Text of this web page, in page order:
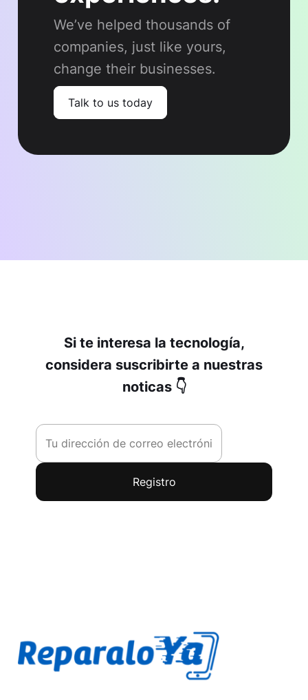
We’ve helped thousands of
companies, just like yours,
change their businesses.
Talk to us today
Si te interesa la tecnología,
considera suscribirte a nuestras
noticas 👇